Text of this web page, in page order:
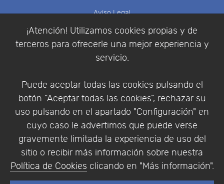
¡Atención! Utilizamos cookies propias y de
terceros para ofrecerle una mejor experiencia y
servicio.
Puede aceptar todas las cookies pulsando el
botón “Aceptar todas las cookies”, rechazar su
uso pulsando en el apartado "Configuración" en
cuyo caso le advertimos que puede verse
gravemente limitada la experiencia de uso del
sitio o recibir más información sobre nuestra
Política de Cookies clicando en "Más información".
Aviso Legal
Condiciones de compra
Identificarse
Empresa|Aviso Legal| Política de Privacidad |
Política de Cookies
© Copyright 1994 - 2026. Addlink Software
Científico, S.L.